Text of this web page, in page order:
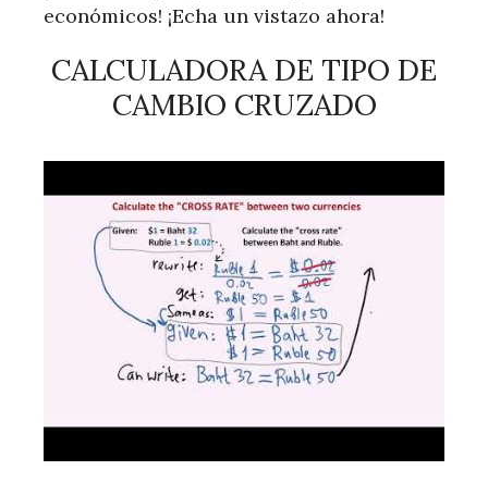
económicos! ¡Echa un vistazo ahora!
CALCULADORA DE TIPO DE
CAMBIO CRUZADO